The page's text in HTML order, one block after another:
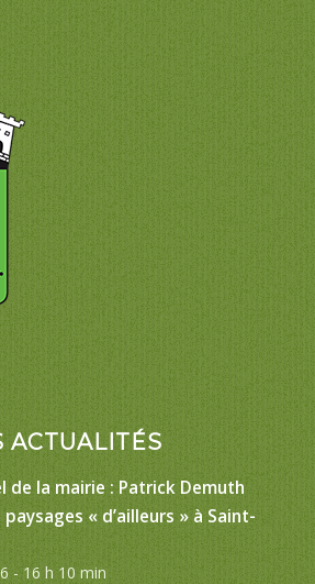
ACTUALITÉS
de la mairie : Patrick Demuth
« d’ailleurs » à Saint-
- 16 h 10 min